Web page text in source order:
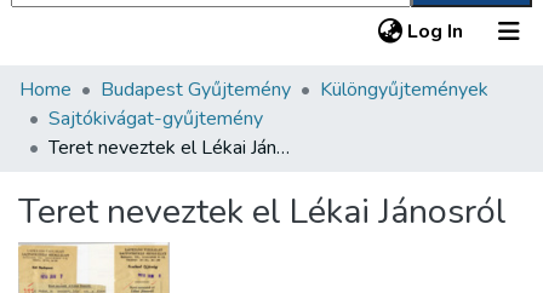
Log In (current)
Communities & Collections
All of DSpace
About us
Home Budapest Gyűjtemény
Különgyűjtemények
Sajtókivágat-gyűjtemény
Teret neveztek el Lékai Jánosról
Teret neveztek el Lékai Jánosról